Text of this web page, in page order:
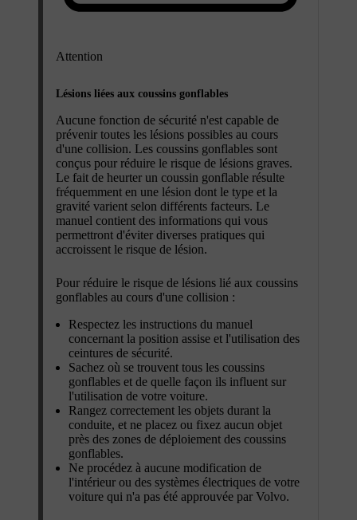
Attention
Lésions liées aux coussins gonflables
Aucune fonction de sécurité n'est capable de
prévenir toutes les lésions possibles au cours
d'une collision. Les coussins gonflables sont
conçus pour réduire le risque de lésions graves.
Le fait de heurter un coussin gonflable résulte
fréquemment en une lésion dont le type et la
gravité varient selon différents facteurs. Le
manuel contient des informations qui vous
permettront d'éviter diverses pratiques qui
accroissent le risque de lésion.
Pour réduire le risque de lésions lié aux coussins
gonflables au cours d'une collision :
Respectez les instructions du manuel
concernant la position assise et l'utilisation des
ceintures de sécurité.
Sachez où se trouvent tous les coussins
gonflables et de quelle façon ils influent sur
l'utilisation de votre voiture.
Rangez correctement les objets durant la
conduite, et ne placez ou fixez aucun objet
près des zones de déploiement des coussins
gonflables.
Ne procédez à aucune modification de
l'intérieur ou des systèmes électriques de votre
voiture qui n'a pas été approuvée par Volvo.